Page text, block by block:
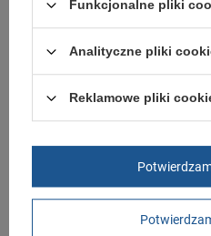
Gwarancja
Materiał zewnętrzny
Płeć
Stan
Długość towaru w
Więcej
Funkcjonalne pliki
Analityczne pliki
Reklamowe pliki